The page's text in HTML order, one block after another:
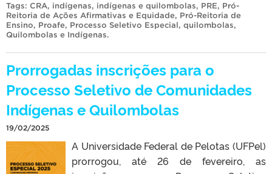
Tags: CRA, indígenas, indígenas e quilombolas, PRE, Pró-
Reitoria de Ações Afirmativas e Equidade, Pró-Reitoria de
Ensino, Proafe, Processo Seletivo Especial, quilombolas,
Quilombolas e Indígenas.
Prorrogadas inscrições para o
Processo Seletivo de Comunidades
Indígenas e Quilombolas
19/02/2025
A Universidade Federal de Pelotas (UFPel)
prorrogou, até 26 de fevereiro, as